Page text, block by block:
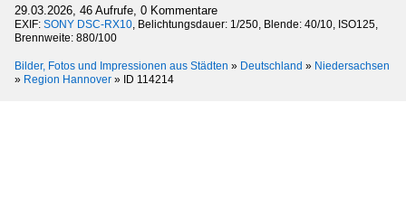
29.03.2026, 46 Aufrufe, 0 Kommentare
EXIF: SONY DSC-RX10, Belichtungsdauer: 1/250, Blende: 40/10, ISO125,
Brennweite: 880/100
Bilder, Fotos und Impressionen aus Städten » Deutschland » Niedersachsen
» Region Hannover » ID 114214